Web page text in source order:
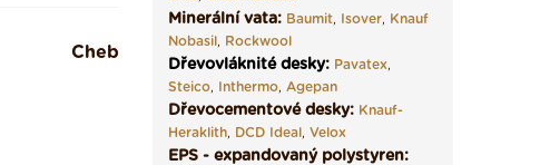
Cheb
Minerální vata: Baumit, Isover, Knauf
Nobasil, Rockwool
Dřevovláknité desky: Pavatex,
Steico, Inthermo, Agepan
Dřevocementové desky: Knauf-
Heraklith, DCD Ideal, Velox
EPS - expandovaný polystyren: